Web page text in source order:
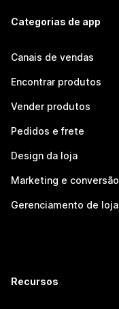
Categorias de app
Canais de vendas
Encontrar produtos
Vender produtos
Pedidos e frete
Design da loja
Marketing e conversão
Gerenciamento de loja
Recursos